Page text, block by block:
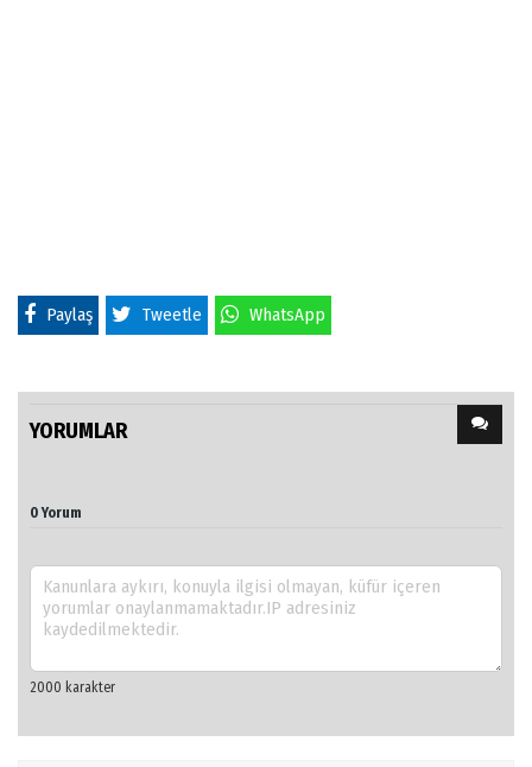
Paylaş Tweetle WhatsApp
YORUMLAR
0 Yorum